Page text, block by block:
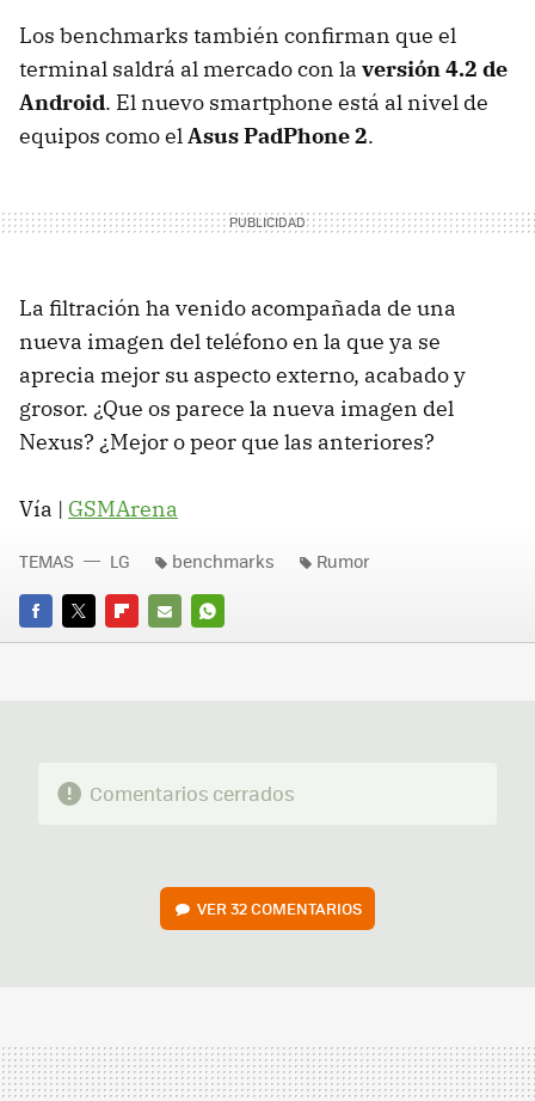
Los benchmarks también confirman que el
terminal saldrá al mercado con la versión 4.2 de
Android. El nuevo smartphone está al nivel de
equipos como elAsus PadPhone 2.
La filtración ha venido acompañada de una
nueva imagen del teléfono en la que ya se
aprecia mejor su aspecto externo, acabado y
grosor. ¿Que os parece la nueva imagen del
Nexus? ¿Mejor o peor que las anteriores?
Vía | GSMArena
FACEBOOK
TWITTERFLIPBOARD
E-
WHATSAPP
TEMAS LG benchmarks Rumor
Comentarios cerrados
VER32 COMENTARIOS